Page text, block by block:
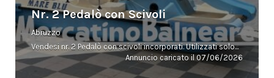
Nr. 2 Pedalò con Scivoli
Abruzzo
Vendesi nr. 2 Pedalò con scivoli incorporati. Utilizzati solo...
Annuncio caricato il 07/06/2026